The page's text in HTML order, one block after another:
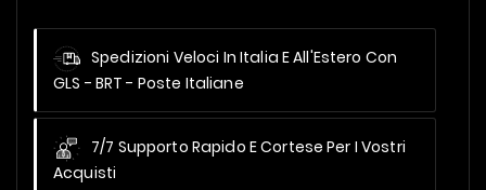
Spedizioni Veloci In Italia E All'Estero Con
GLS - BRT - Poste Italiane
7/7 Supporto Rapido E Cortese Per I Vostri
Acquisti